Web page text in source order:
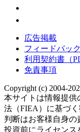
広告掲載
フィードバック
利用契約書（
免責事項
Copyright (c) 2004-
本サイトは情報提供
法（FIEA）に基づ
判断はお客様自身の
投資前にライセンス